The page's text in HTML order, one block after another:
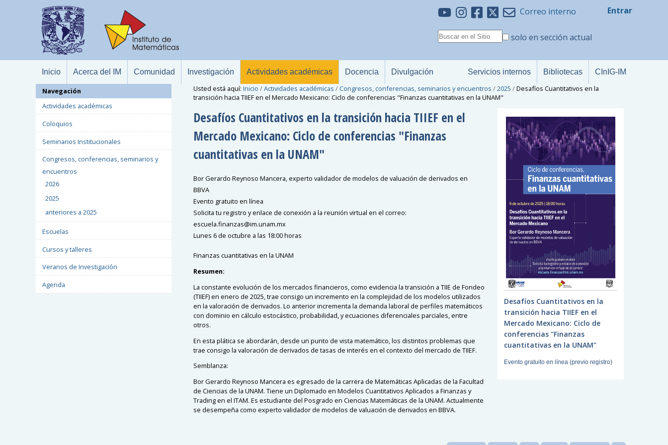
Correo interno
solo en sección actual
Entrar
Inicio Acerca del IM Comunidad Investigación Actividades académicas Docencia Divulgación Servicios internos Bibliotecas CInIG-IM
Usted está aquí: Inicio /Actividades académicas / Congresos, conferencias, seminarios y encuentros /2025 /Desafíos Cuantitativos en la
transición hacia TIIEF en el Mercado Mexicano: Ciclo de conferencias "Finanzas cuantitativas en la UNAM"
Desafíos Cuantitativos en la transición hacia TIIEF en el
Mercado Mexicano: Ciclo de conferencias "Finanzas
cuantitativas en la UNAM"
Bor Gerardo Reynoso Mancera, experto validador de modelos de valuación de derivados en
BBVA
Evento gratuito en línea
Solicita tu registro y enlace de conexión a la reunión virtual en el correo:
escuela.finanzas@im.unam.mx
Lunes 6 de octubre a las 18:00 horas
Finanzas cuantitativas en la UNAM
Resumen:
La constante evolución de los mercados financieros, como evidencia la transición a TIIE de Fondeo
(TIIEF) en enero de 2025, trae consigo un incremento en la complejidad de los modelos utilizados
en la valoración de derivados. Lo anterior incrementa la demanda laboral de perfiles matemáticos
con dominio en cálculo estocástico, probabilidad, y ecuaciones diferenciales parciales, entre
otros.
En esta plática se abordarán, desde un punto de vista matemático, los distintos problemas que
trae consigo la valoración de derivados de tasas de interés en el contexto del mercado de TIIEF.
Semblanza:
Bor Gerardo Reynoso Mancera es egresado de la carrera de Matemáticas Aplicadas de la Facultad
de Ciencias de la UNAM. Tiene un Diplomado en Modelos Cuantitativos Aplicados a Finanzas y
Trading en el ITAM. Es estudiante del Posgrado en Ciencias Matemáticas de la UNAM. Actualmente
se desempeña como experto validador de modelos de valuación de derivados en BBVA.
Desafíos Cuantitativos en la
transición hacia TIIEF en el
Mercado Mexicano: Ciclo de
conferencias "Finanzas
cuantitativas en la UNAM"
Evento gratuito en línea (previo registro)
Navegación
Actividades académicas
Coloquios
Seminarios Institucionales
Congresos, conferencias, seminarios y
encuentros
2026
2025
anteriores a 2025
Escuelas
Cursos y talleres
Veranos de Investigación
Agenda